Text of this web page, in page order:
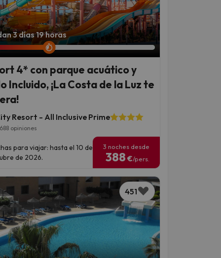
3 días 19 horas
4* con parque acuático y
Incluido, ¡La Costa de la Luz te
Resort - All Inclusive Prime
opiniones
para viajar: hasta el 10 de
de 2026.
3 noches desde
388 €/pers.
451